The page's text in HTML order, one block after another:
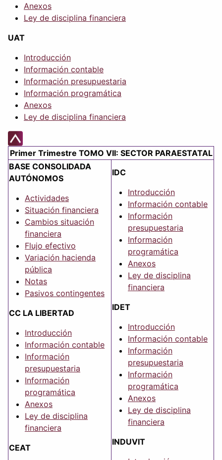
Anexos
Ley de disciplina financiera
UAT
Introducción
Información contable
Información presupuestaria
Información programática
Anexos
Ley de disciplina financiera
Primer Trimestre TOMO VII: SECTOR PARAESTATAL
BASE CONSOLIDADA
AUTÓNOMOS
Actividades
Situación financiera
Cambios situación
financiera
Flujo efectivo
Variación hacienda
pública
Notas
Pasivos contingentes
CC LA LIBERTAD
Introducción
Información contable
Información
presupuestaria
Información
programática
Anexos
Ley de disciplina
financiera
CEAT
IDC
Introducción
Información contable
Información
presupuestaria
Información
programática
Anexos
Ley de disciplina
financiera
IDET
Introducción
Información contable
Información
presupuestaria
Información
programática
Anexos
Ley de disciplina
financiera
INDUVIT